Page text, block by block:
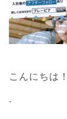
こんにちは！
.